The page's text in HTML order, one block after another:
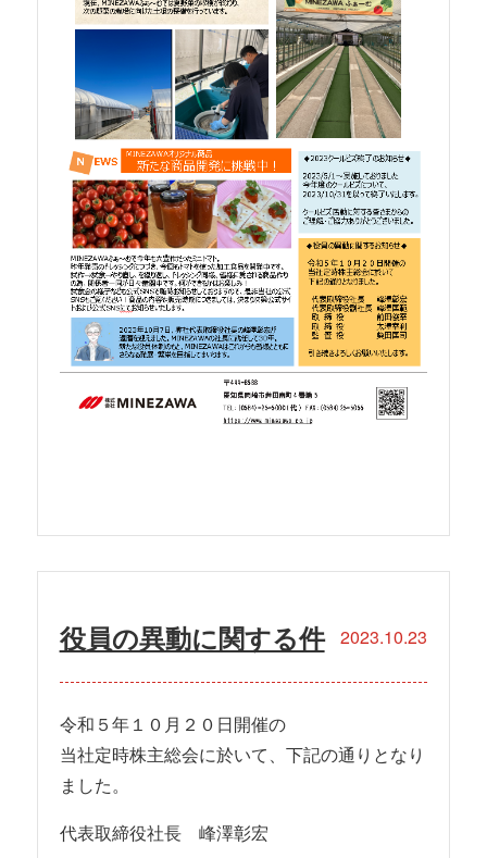
役員の異動に関する件 2023.10.23
令和５年１０月２０日開催の
当社定時株主総会に於いて、下記の通りとなり
ました。
代表取締役社長 峰澤彰宏